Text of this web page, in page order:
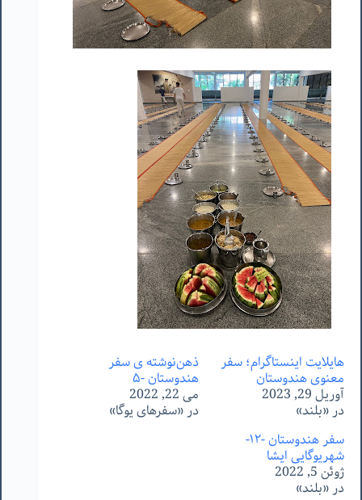
هایلایت اینستاگرام؛ سفر
معنوی هندوستان
آوریل 29, 2023
در «بلند»
ذهن‌نوشته ‌ی سفر
هندوستان -۵
می 22, 2022
در «سفرهای یوگا»
سفر هندوستان -١٢-
شهریوگایی ایشا
ژوئن 5, 2022
در «بلند»